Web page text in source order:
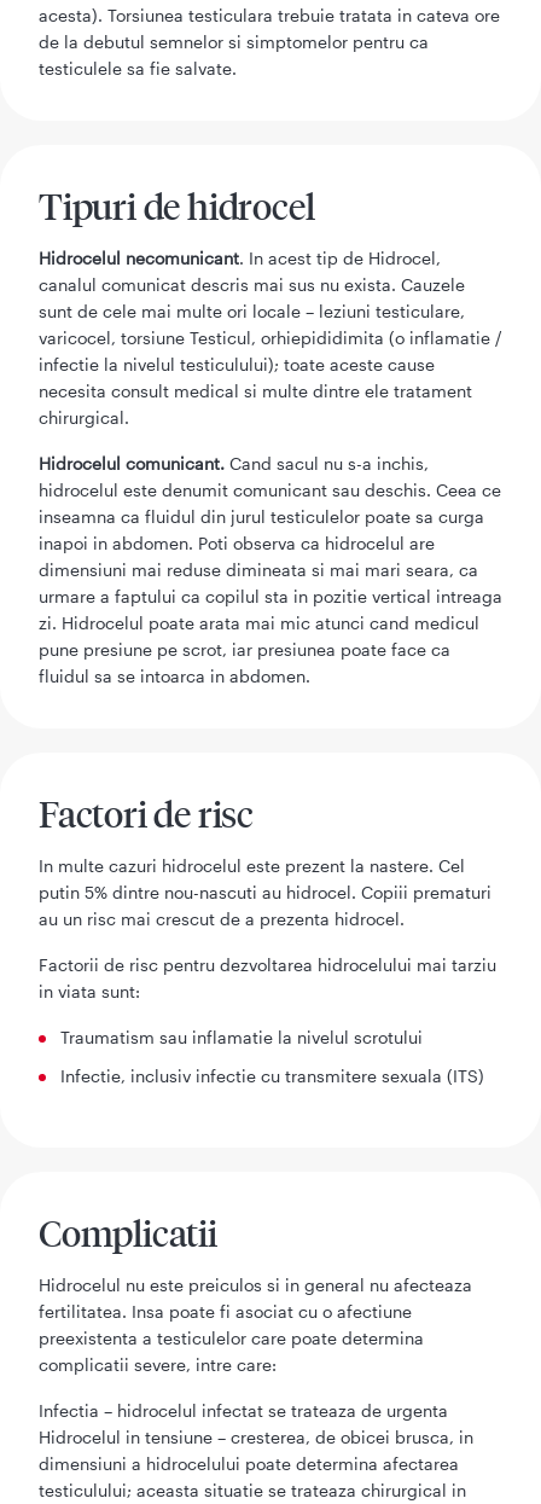
acesta). Torsiunea testiculara trebuie tratata in cateva ore
de la debutul semnelor si simptomelor pentru ca
testiculele sa fie salvate.
Tipuri de hidrocel
Hidrocelul necomunicant. In acest tip de Hidrocel,
canalul comunicat descris mai sus nu exista. Cauzele
sunt de cele mai multe ori locale – leziuni testiculare,
varicocel, torsiune Testicul, orhiepididimita (o inflamatie /
infectie la nivelul testiculului); toate aceste cause
necesita consult medical si multe dintre ele tratament
chirurgical.
Hidrocelul comunicant. Cand sacul nu s-a inchis,
hidrocelul este denumit comunicant sau deschis. Ceea ce
inseamna ca fluidul din jurul testiculelor poate sa curga
inapoi in abdomen. Poti observa ca hidrocelul are
dimensiuni mai reduse dimineata si mai mari seara, ca
urmare a faptului ca copilul sta in pozitie vertical intreaga
zi. Hidrocelul poate arata mai mic atunci cand medicul
pune presiune pe scrot, iar presiunea poate face ca
fluidul sa se intoarca in abdomen.
Factori de risc
In multe cazuri hidrocelul este prezent la nastere. Cel
putin 5% dintre nou-nascuti au hidrocel. Copiii prematuri
au un risc mai crescut de a prezenta hidrocel.
Factorii de risc pentru dezvoltarea hidrocelului mai tarziu
in viata sunt:
Traumatism sau inflamatie la nivelul scrotului
Infectie, inclusiv infectie cu transmitere sexuala (ITS)
Complicatii
Hidrocelul nu este preiculos si in general nu afecteaza
fertilitatea. Insa poate fi asociat cu o afectiune
preexistenta a testiculelor care poate determina
complicatii severe, intre care:
Infectia – hidrocelul infectat se trateaza de urgenta
Hidrocelul in tensiune – cresterea, de obicei brusca, in
dimensiuni a hidrocelului poate determina afectarea
testiculului; aceasta situatie se trateaza chirurgical in